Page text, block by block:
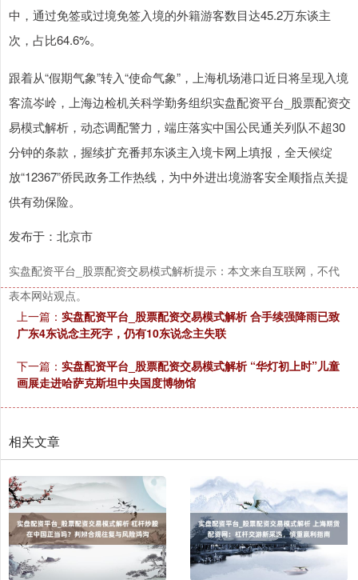
中，通过免签或过境免签入境的外籍游客数目达45.2万东谈主
次，占比64.6%。
跟着从“假期气象”转入“使命气象”，上海机场港口近日将呈现入境
客流岑岭，上海边检机关科学勤务组织实盘配资平台_股票配资交
易模式解析，动态调配警力，端庄落实中国公民通关列队不超30
分钟的条款，握续扩充番邦东谈主入境卡网上填报，全天候绽
放“12367”侨民政务工作热线，为中外进出境游客安全顺指点关提
供有劲保险。
发布于：北京市
实盘配资平台_股票配资交易模式解析提示：本文来自互联网，不代
表本网站观点。
上一篇： 实盘配资平台_股票配资交易模式解析 合手续强降雨已致
广东4东说念主死字，仍有10东说念主失联
下一篇： 实盘配资平台_股票配资交易模式解析 “华灯初上时”儿童
画展走进哈萨克斯坦中央国度博物馆
相关文章